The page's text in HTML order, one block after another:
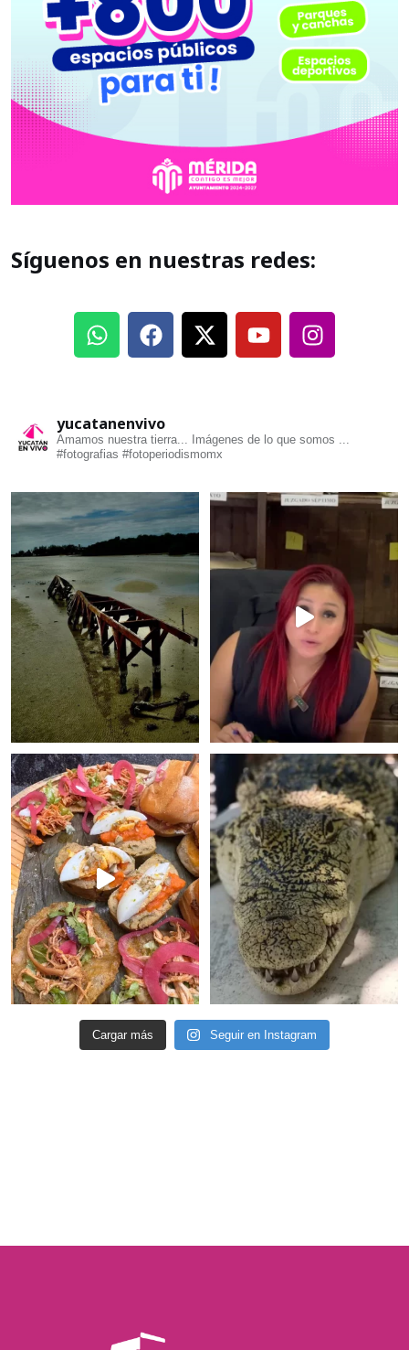
Síguenos en nuestras redes:
yucatanenvivo
Amamos nuestra tierra... Imágenes de lo que somos ...
#fotografias #fotoperiodismomx
Cargar más Seguir en Instagram